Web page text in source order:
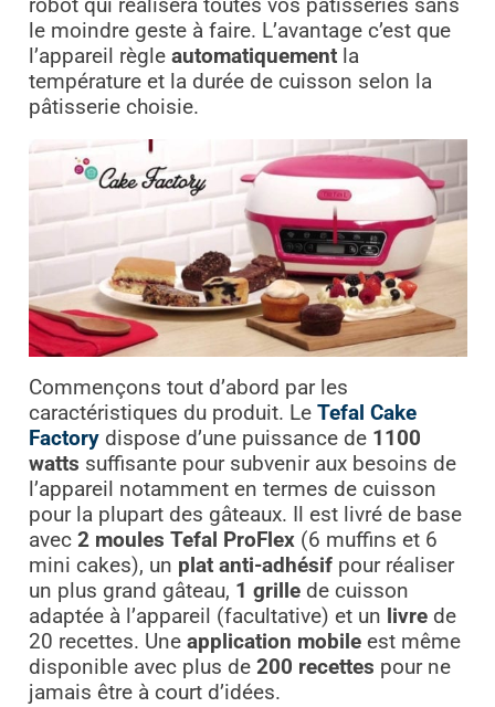
robot qui réalisera toutes vos pâtisseries sans
le moindre geste à faire. L’avantage c’est que
l’appareil règle automatiquementla
température et la durée de cuisson selon la
pâtisserie choisie.
Commençons tout d’abord par les
caractéristiques du produit. Le Tefal Cake
Factorydispose d’une puissance de 1100
watts suffisante pour subvenir aux besoins de
l’appareil notamment en termes de cuisson
pour la plupart des gâteaux. Il est livré de base
avec 2 moules Tefal ProFlex(6 muffins et 6
mini cakes), un plat anti-adhésifpour réaliser
un plus grand gâteau, 1 grillede cuisson
adaptée à l’appareil (facultative) et un livrede
20 recettes. Une application mobileest même
disponible avec plus de 200 recettes pour ne
jamais être à court d’idées.